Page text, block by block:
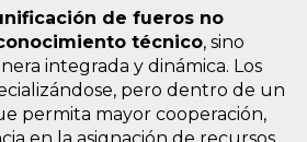
de fueros no
técnico, sino
integrada y dinámica. Los
pero dentro de un
permita mayor cooperación,
en la asignación de recursos.